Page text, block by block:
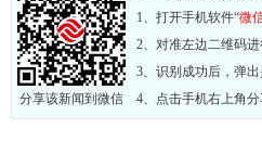
分享该新闻到微信
1、打开手机软件“微
2、对准左边二维码
3、识别成功后，弹
4、点击手机右上角分